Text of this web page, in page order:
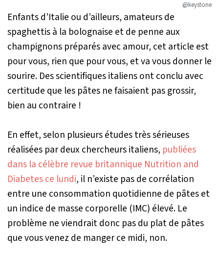
@keystone
Enfants d’Italie ou d’ailleurs, amateurs de
spaghettis à la bolognaise et de penne aux
champignons préparés avec amour, cet article est
pour vous, rien que pour vous, et va vous donner le
sourire. Des scientifiques italiens ont conclu avec
certitude que les pâtes ne faisaient pas grossir,
bien au contraire !
En effet, selon plusieurs études très sérieuses
réalisées par deux chercheurs italiens, publiées
dans la célèbre revue britannique Nutrition and
Diabetesce lundi, il n’existe pas de corrélation
entre une consommation quotidienne de pâtes et
un indice de masse corporelle (IMC) élevé. Le
problème ne viendrait donc pas du plat de pâtes
que vous venez de manger ce midi, non.